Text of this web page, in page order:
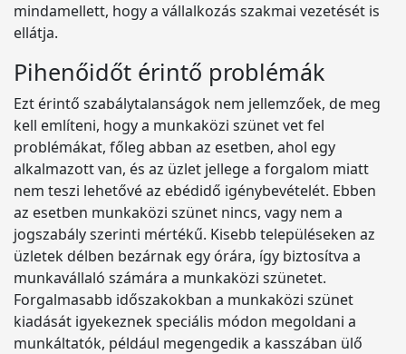
mindamellett, hogy a vállalkozás szakmai vezetését is
ellátja.
Pihenőidőt érintő problémák
Ezt érintő szabálytalanságok nem jellemzőek, de meg
kell említeni, hogy a munkaközi szünet vet fel
problémákat, főleg abban az esetben, ahol egy
alkalmazott van, és az üzlet jellege a forgalom miatt
nem teszi lehetővé az ebédidő igénybevételét. Ebben
az esetben munkaközi szünet nincs, vagy nem a
jogszabály szerinti mértékű. Kisebb településeken az
üzletek délben bezárnak egy órára, így biztosítva a
munkavállaló számára a munkaközi szünetet.
Forgalmasabb időszakokban a munkaközi szünet
kiadását igyekeznek speciális módon megoldani a
munkáltatók, például megengedik a kasszában ülő